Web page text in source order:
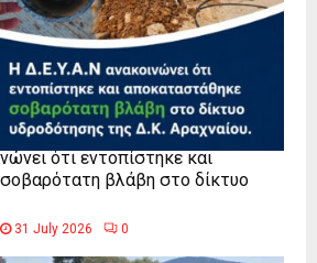
ότι εντοπίστηκε και
βλάβη στο δίκτυο
31 July 2026 0